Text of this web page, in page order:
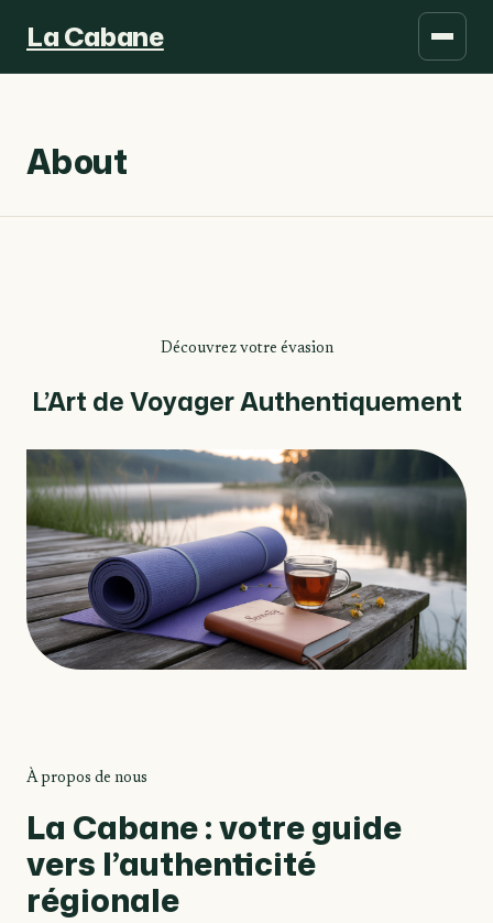
La Cabane
About
Découvrez votre évasion
L’Art de Voyager Authentiquement
À propos de nous
La Cabane : votre guide
vers l’authenticité
régionale